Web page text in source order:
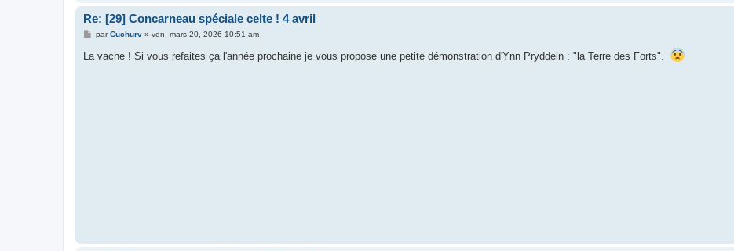
Re: [29] Concarneau spéciale celte ! 4 avril
M
s
parCuchurv» ven. mars 20, 2026 10:51 am
La vache ! Si vous refaites ça l'année prochaine je vous propose une petite démonstration d'Ynn Pryddein : "la Terre des Forts".